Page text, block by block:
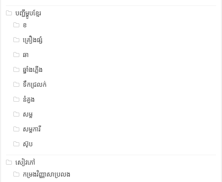
បញ្ជីម្ហូបខ្មែរ
ខ
គ្រឿងផ្សំ
ឆា
ឆ្នាំងភ្លើង
ទឹកជ្រលក់
នំគួង
សម្ល
សម្លការី
ស៊ុប
សៀវភៅ
កម្រងវិញ្ញាសាប្រលង